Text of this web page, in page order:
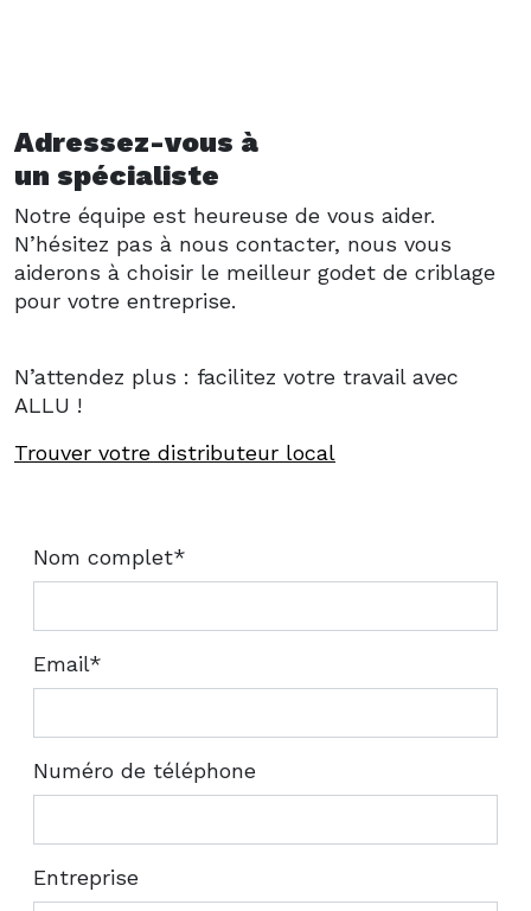
Adressez-vous à
un spécialiste
Notre équipe est heureuse de vous aider.
N’hésitez pas à nous contacter, nous vous
aiderons à choisir le meilleur godet de criblage
pour votre entreprise.
N’attendez plus : facilitez votre travail avec
ALLU !
Trouver votre distributeur local
Nom complet*
Email*
Numéro de téléphone
Entreprise